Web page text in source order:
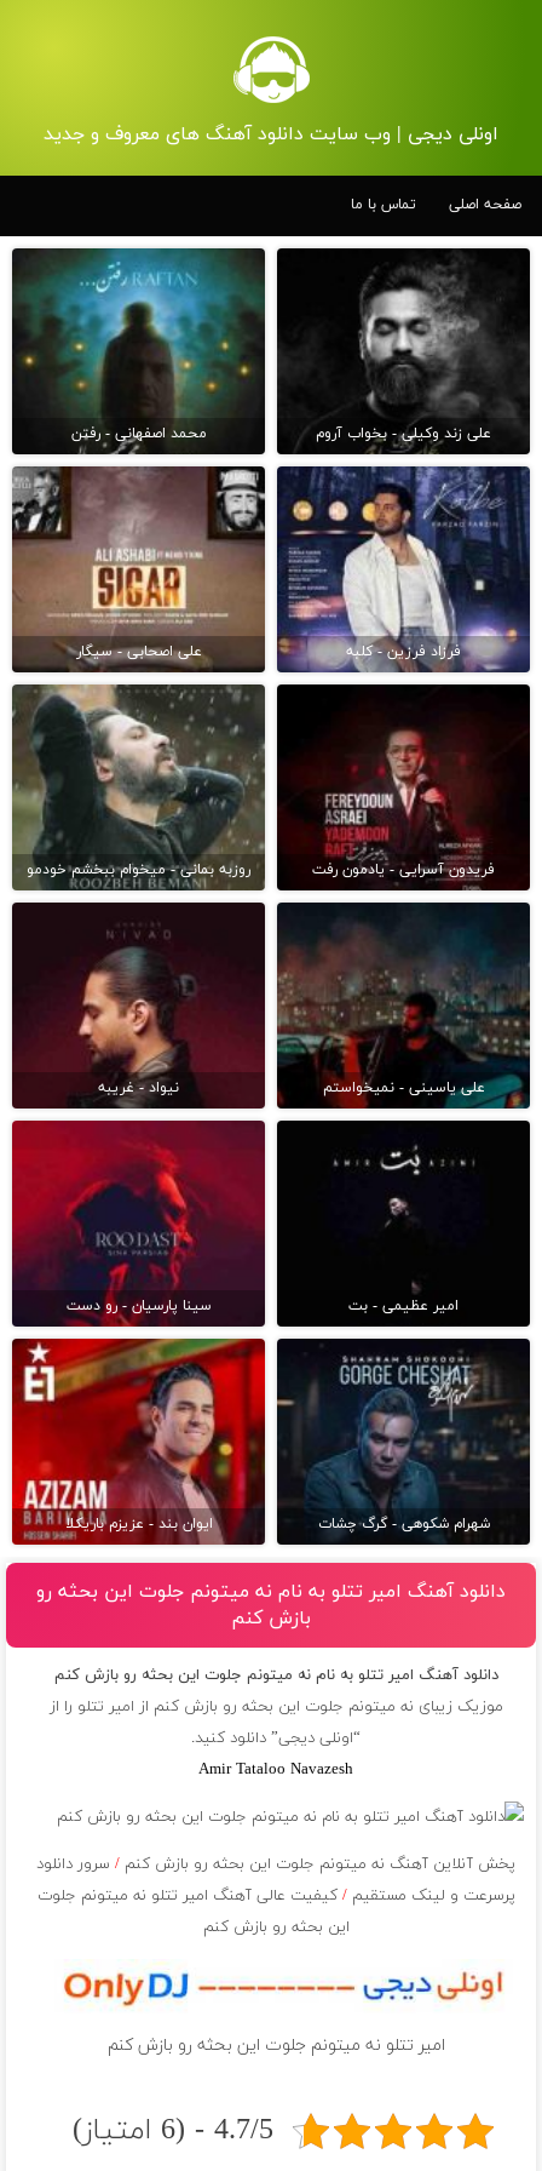
اونلی دیجی | وب سایت دانلود آهنگ های معروف و جدید
صفحه اصلی تماس با ما
علی زند وکیلی - بخواب آروم محمد اصفهانی - رفتن
فرزاد فرزین - کلبه علی اصحابی - سیگار
فریدون آسرایی - یادمون رفت روزبه بمانی - میخوام ببخشم خودمو
علی یاسینی - نمیخواستم نیواد - غریبه
امیر عظیمی - بت سینا پارسیان - رو دست
شهرام شکوهی - گرگ چشات ایوان بند - عزیزم باریکلا
دانلود آهنگ امیر تتلو به نام نه میتونم جلوت این بحثه رو
بازش کنم
دانلود آهنگ امیر تتلو به نام نه میتونم جلوت این بحثه رو بازش کنم
موزیک زیبای نه میتونم جلوت این بحثه رو بازش کنم از امیر تتلو را از
“اونلی دیجی” دانلود کنید.
Amir Tataloo Navazesh
پخش آنلاین آهنگ نه میتونم جلوت این بحثه رو بازش کنم /سرور دانلود
پرسرعت و لینک مستقیم/ کیفیت عالی آهنگ امیر تتلو نه میتونم جلوت
این بحثه رو بازش کنم
امیر تتلو نه میتونم جلوت این بحثه رو بازش کنم
4.7/5 - (6 امتیاز)